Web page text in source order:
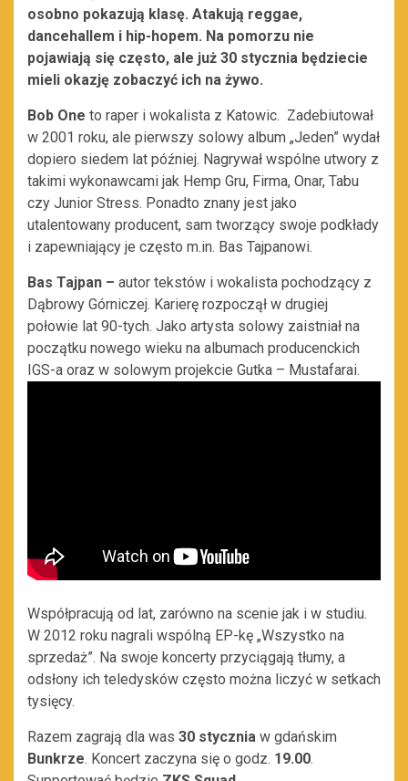
osobno pokazują klasę. Atakują reggae,
dancehallem i hip-hopem. Na pomorzu nie
pojawiają się często, ale już 30 stycznia będziecie
mieli okazję zobaczyć ich na żywo.
Bob One to raper i wokalista z Katowic. Zadebiutował
w 2001 roku, ale pierwszy solowy album „Jeden” wydał
dopiero siedem lat później. Nagrywał wspólne utwory z
takimi wykonawcami jak Hemp Gru, Firma, Onar, Tabu
czy Junior Stress. Ponadto znany jest jako
utalentowany producent, sam tworzący swoje podkłady
i zapewniający je często m.in. Bas Tajpanowi.
Bas Tajpan – autor tekstów i wokalista pochodzący z
Dąbrowy Górniczej. Karierę rozpoczął w drugiej
połowie lat 90-tych. Jako artysta solowy zaistniał na
początku nowego wieku na albumach producenckich
IGS-a oraz w solowym projekcie Gutka – Mustafarai.
Współpracują od lat, zarówno na scenie jak i w studiu.
W 2012 roku nagrali wspólną EP-kę „Wszystko na
sprzedaż”. Na swoje koncerty przyciągają tłumy, a
odsłony ich teledysków często można liczyć w setkach
tysięcy.
Razem zagrają dla was 30 stycznia w gdańskim
Bunkrze. Koncert zaczyna się o godz. 19.00.